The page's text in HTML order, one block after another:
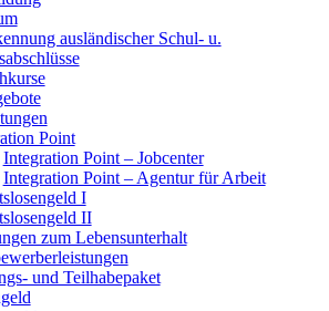
ausländischer Schul- u.
Point
Integration Point – Jobcenter
Integration Point – Agentur für Arbeit
I
II
zum Lebensunterhalt
und Teilhabepaket